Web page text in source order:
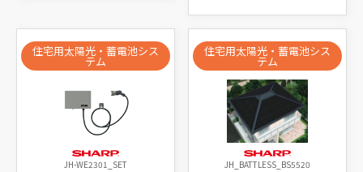
住宅用太陽光・蓄電池シス
テム
JH-WE2301_SET
住宅用太陽光・蓄電池シス
テム
JH_BATTLESS_BS5520